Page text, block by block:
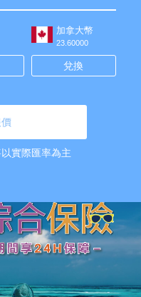
加拿大幣
23.60000
兌換
實際匯率為主